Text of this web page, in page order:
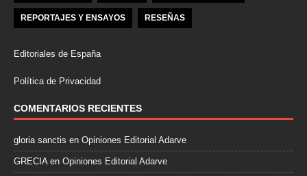
REPORTAJES Y ENSAYOS RESEÑAS
Editoriales de España
Política de Privacidad
COMENTARIOS RECIENTES
gloria sanctis en Opiniones Editorial Adarve
GRECIAen Opiniones Editorial Adarve